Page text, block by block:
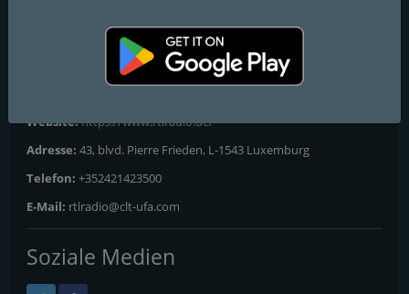
Kontakte
Website:https://www.rtlradio.de/
Adresse: 43, blvd. Pierre Frieden, L-1543 Luxemburg
Telefon: +352421423500
E-Mail: rtlradio@clt-ufa.com
Soziale Medien